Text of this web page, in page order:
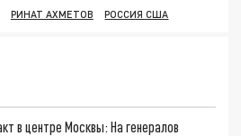
РИНАТ АХМЕТОВ РОССИЯ США
в центре Москвы: На генералов